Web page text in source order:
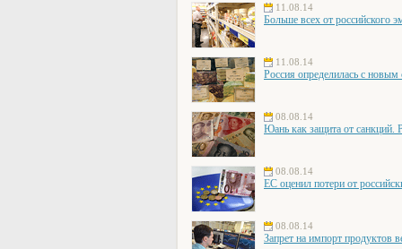
11.08.14
Больше всех от российского
11.08.14
Россия определилась с
08.08.14
Юань как защита от санкций.
08.08.14
ЕС оценил потери от
08.08.14
Запрет на импорт продуктов